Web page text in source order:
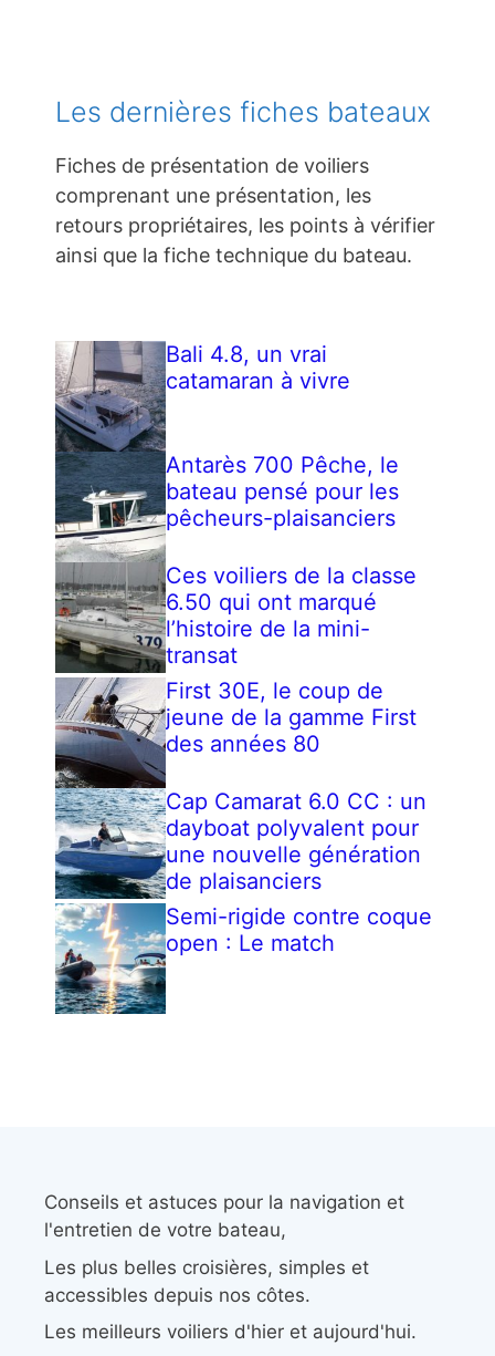
Les dernières fiches bateaux
Fiches de présentation de voiliers
comprenant une présentation, les
retours propriétaires, les points à vérifier
ainsi que la fiche technique du bateau.
Bali 4.8, un vrai
catamaran à vivre
Antarès 700 Pêche, le
bateau pensé pour les
pêcheurs-plaisanciers
Ces voiliers de la classe
6.50 qui ont marqué
l’histoire de la mini-
transat
First 30E, le coup de
jeune de la gamme First
des années 80
Cap Camarat 6.0 CC : un
dayboat polyvalent pour
une nouvelle génération
de plaisanciers
Semi-rigide contre coque
open : Le match
Conseils et astuces pour la navigation et
l'entretien de votre bateau,
Les plus belles croisières, simples et
accessibles depuis nos côtes.
Les meilleurs voiliers d'hier et aujourd'hui.